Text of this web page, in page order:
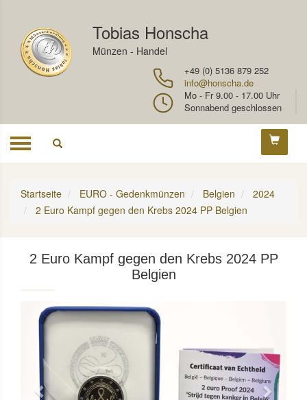
Tobias Honscha
Münzen - Handel
+49 (0) 5136 879 252
info@honscha.de
Mo - Fr 9.00 - 17.00 Uhr
Sonnabend geschlossen
Toggle
Startseite EURO - Gedenkmünzen Belgien
2024
2 Euro Kampf gegen den Krebs 2024 PP Belgien
2 Euro Kampf gegen den Krebs 2024 PP
Belgien